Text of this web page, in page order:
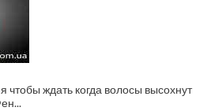
чтобы ждать когда волосы высохнут